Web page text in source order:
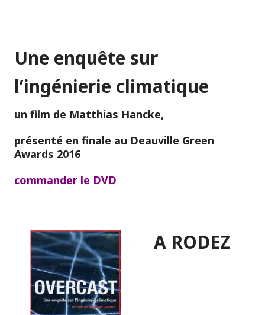
Une enquête sur
l’ingénierie climatique
un film de Matthias Hancke,
présenté en finale au Deauville Green
Awards 2016
commander le DVD
A RODEZ